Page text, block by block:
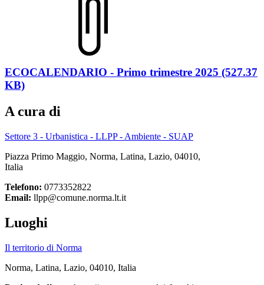
ECOCALENDARIO - Primo trimestre 2025 (527.37
KB)
A cura di
Settore 3 - Urbanistica - LLPP - Ambiente - SUAP
Piazza Primo Maggio, Norma, Latina, Lazio, 04010,
Italia
Telefono: 0773352822
Email: llpp@comune.norma.lt.it
Luoghi
Il territorio di Norma
Norma, Latina, Lazio, 04010, Italia